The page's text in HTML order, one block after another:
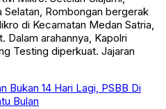
Selatan, Rombongan bergerak
di Kecamatan Medan Satria,
Dalam arahannya, Kapolri
Testing diperkuat. Jajaran